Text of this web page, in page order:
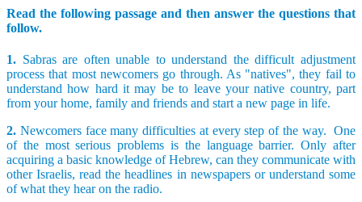
Read the following passage and then answer the questions that
follow.
1. Sabras are often unable to understand the difficult adjustment
process that most newcomers go through. As "natives", they fail to
understand how hard it may be to leave your native country, part
from your home, family and friends and start a new page in life.
2. Newcomers face many difficulties at every step of the way. One
of the most serious problems is the language barrier. Only after
acquiring a basic knowledge of Hebrew, can they communicate with
other Israelis, read the headlines in newspapers or understand some
of what they hear on the radio.